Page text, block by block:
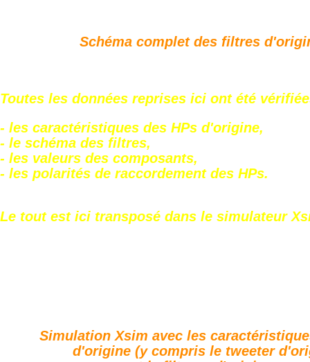
Schéma complet des filtres
Toutes les données reprises ici ont été
- les caractéristiques des HPs d'origine,
- le schéma des filtres,
- les valeurs des composants,
- les polarités de raccordement des HPs.
Le tout est ici transposé dans le simulateur
Simulation Xsim avec les
d'origine (y compris le tweeter